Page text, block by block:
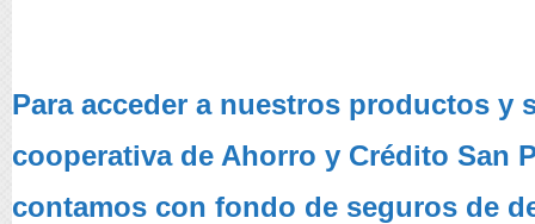
Para acceder a nuestros productos
cooperativa de Ahorro y Crédito San
contamos con fondo de seguros de